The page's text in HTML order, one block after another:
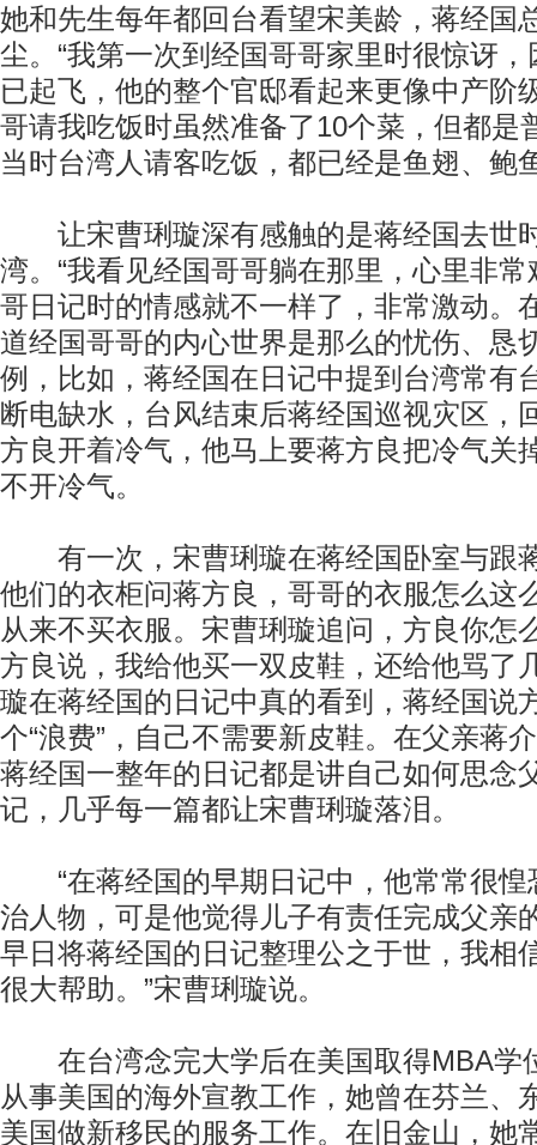
她和先生每年都回台看望宋美龄，蒋经国
尘。“我第一次到经国哥哥家里时很惊讶
已起飞，他的整个官邸看起来更像中产阶
哥请我吃饭时虽然准备了10个菜，但都是
当时台湾人请客吃饭，都已经是鱼翅、鲍
让宋曹琍璇深有感触的是蒋经国去世
湾。“我看见经国哥哥躺在那里，心里非
哥日记时的情感就不一样了，非常激动。
道经国哥哥的内心世界是那么的忧伤、恳
例，比如，蒋经国在日记中提到台湾常有
断电缺水，台风结束后蒋经国巡视灾区，
方良开着冷气，他马上要蒋方良把冷气关
不开冷气。
有一次，宋曹琍璇在蒋经国卧室与跟
他们的衣柜问蒋方良，哥哥的衣服怎么这
从来不买衣服。宋曹琍璇追问，方良你怎
方良说，我给他买一双皮鞋，还给他骂了
璇在蒋经国的日记中真的看到，蒋经国说
个“浪费”，自己不需要新皮鞋。在父亲蒋
蒋经国一整年的日记都是讲自己如何思念
记，几乎每一篇都让宋曹琍璇落泪。
“在蒋经国的早期日记中，他常常很惶
治人物，可是他觉得儿子有责任完成父亲
早日将蒋经国的日记整理公之于世，我相
很大帮助。”宋曹琍璇说。
在台湾念完大学后在美国取得MBA学
从事美国的海外宣教工作，她曾在芬兰、
美国做新移民的服务工作。在旧金山，她